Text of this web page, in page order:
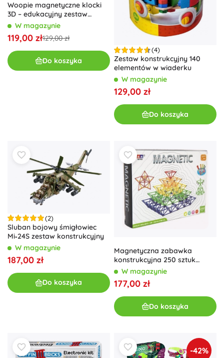
Woopie magnetyczne klocki
3D – edukacyjny zestaw
zamek i pojazdy, 110
elementów
W magazynie
119,00 zł129,00 zł
Do koszyka
(4)
Zestaw konstrukcyjny 140
elementów w wiaderku
W magazynie
129,00 zł
Do koszyka
(2)
Sluban bojowy śmigłowiec
Mi‑24S zestaw konstrukcyjny
W magazynie
187,00 zł
Do koszyka
Magnetyczna zabawka
konstrukcyjna 250 sztuk
plastik i metal
W magazynie
177,00 zł
Do koszyka
-42%